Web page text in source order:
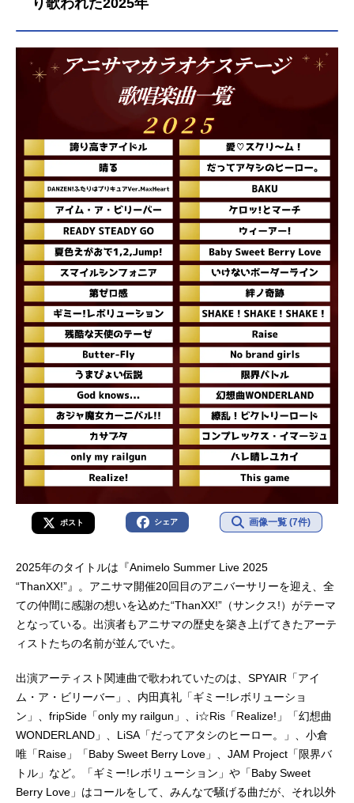
ポスト シェア 画像一覧 (7件)
2025年のタイトルは『Animelo Summer Live 2025
“ThanXX!”』。アニサマ開催20回目のアニバーサリーを迎え、全
ての仲間に感謝の想いを込めた“ThanXX!”（サンクス!）がテーマ
となっている。出演者もアニサマの歴史を築き上げてきたアーテ
ィストたちの名前が並んでいた。
出演アーティスト関連曲で歌われていたのは、SPYAIR「アイ
ム・ア・ビリーバー」、内田真礼「ギミー!レボリューショ
ン」、fripSide「only my railgun」、i☆Ris「Realize!」「幻想曲
WONDERLAND」、LiSA「だってアタシのヒーロー。」、小倉
唯「Raise」「Baby Sweet Berry Love」、JAM Project「限界バ
トル」など。「ギミー!レボリューション」や「Baby Sweet
Berry Love」はコールをして、みんなで騒げる曲だが、それ以外